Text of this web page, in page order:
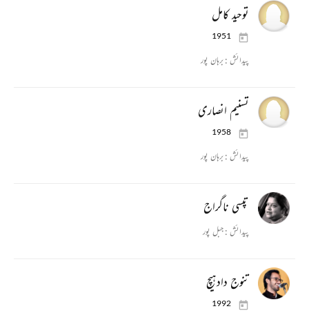
توحید کامل
1951
پیدائش :برہان پور
تسنیم انصاری
1958
پیدائش :برہان پور
تپسی ناگراج
پیدائش :جبل پور
تنوج دادهیچ
1992